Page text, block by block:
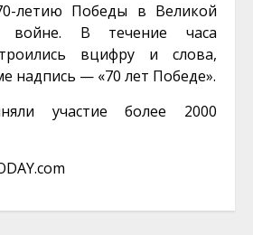
летию Победы в Великой
войне. В течение часа
вцифру и слова,
надпись — «70 лет Победе».
участие более 2000